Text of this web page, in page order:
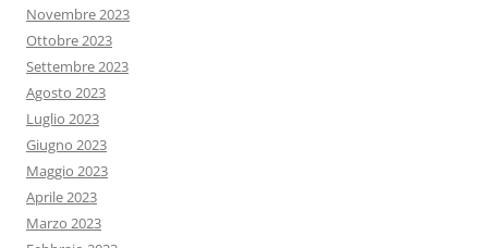
Novembre 2023
Ottobre 2023
Settembre 2023
Agosto 2023
Luglio 2023
Giugno 2023
Maggio 2023
Aprile 2023
Marzo 2023